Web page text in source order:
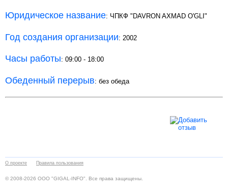
Юридическое название: ЧПКФ "DAVRON AXMAD O'GLI"
Год создания организации: 2002
Часы работы: 09:00 - 18:00
Обеденный перерыв: без обеда
О проекте Правила пользования
© 2008-2026 ООО "GIGAL-INFO". Все права защищены.